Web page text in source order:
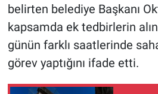
belirten belediye Başkanı
kapsamda ek tedbirlerin
günün farklı saatlerinde
görev yaptığını ifade etti.